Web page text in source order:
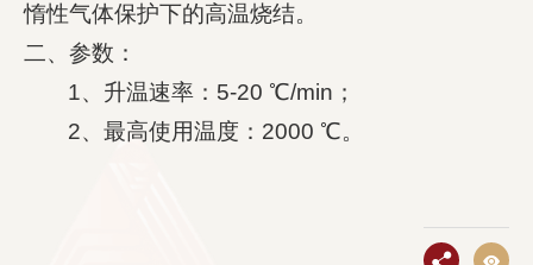
校友工作
惰性气体保护下的高温烧结。
二、参数：
1、升温速率：5-20 ℃/min；
2、最高使用温度：2000 ℃。